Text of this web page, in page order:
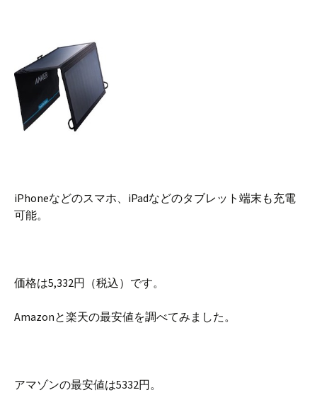
iPhoneなどのスマホ、iPadなどのタブレット端末も充電
可能。
価格は5,332円（税込）です。
Amazonと楽天の最安値を調べてみました。
アマゾンの最安値は5332円。